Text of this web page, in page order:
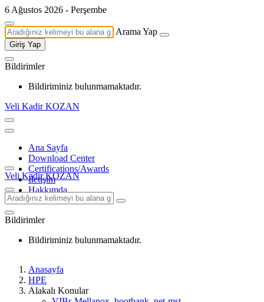
6 Ağustos 2026 - Perşembe
Arama Yap
Giriş Yap
Bildirimler
Bildiriminiz bulunmamaktadır.
Veli Kadir KOZAN
Ana Sayfa
Download Center
Certifications/Awards
İletişim
Hakkımda
Veli Kadir KOZAN
Bildirimler
Bildiriminiz bulunmamaktadır.
Anasayfa
HPE
Alakalı Konular